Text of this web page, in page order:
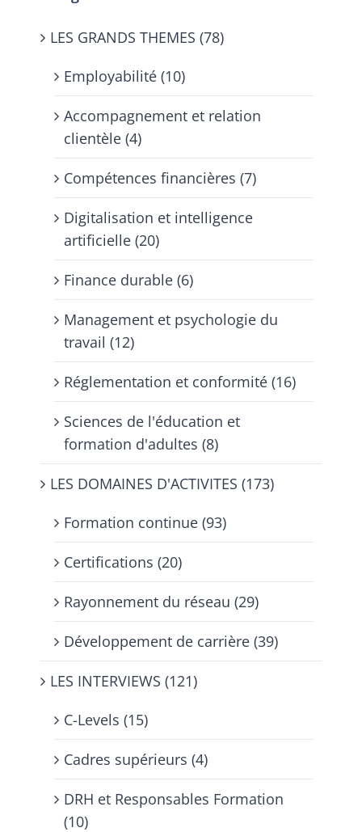
LES GRANDS THEMES (78)
Employabilité (10)
Accompagnement et relation
clientèle (4)
Compétences financières (7)
Digitalisation et intelligence
artificielle (20)
Finance durable (6)
Management et psychologie du
travail (12)
Réglementation et conformité (16)
Sciences de l'éducation et
formation d'adultes (8)
LES DOMAINES D'ACTIVITES (173)
Formation continue (93)
Certifications (20)
Rayonnement du réseau (29)
Développement de carrière (39)
LES INTERVIEWS (121)
C-Levels (15)
Cadres supérieurs (4)
DRH et Responsables Formation
(10)